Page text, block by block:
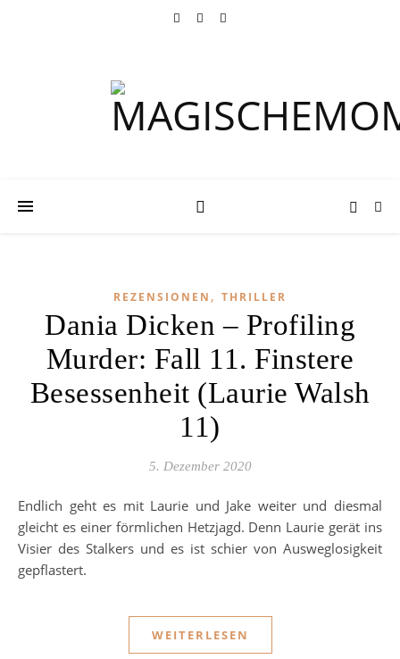
REZENSIONEN , THRILLER
Dania Dicken – Profiling
Murder: Fall 11. Finstere
Besessenheit (Laurie Walsh
11)
5. Dezember 2020
Endlich geht es mit Laurie und Jake weiter und diesmal
gleicht es einer förmlichen Hetzjagd. Denn Laurie gerät ins
Visier des Stalkers und es ist schier von Ausweglosigkeit
gepflastert.
WEITERLESEN